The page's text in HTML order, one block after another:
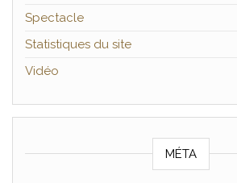
Spectacle
Statistiques du site
Vidéo
MÉTA